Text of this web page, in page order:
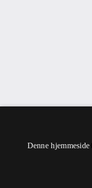
Denne